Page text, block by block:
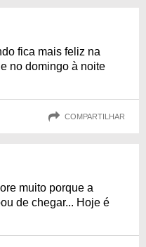
fica mais feliz na
no domingo à noite
COMPARTILHAR
muito porque a
de chegar... Hoje é